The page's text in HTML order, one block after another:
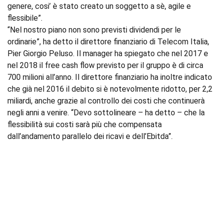
genere, cosi’ è stato creato un soggetto a sè, agile e
flessibile”.
“Nel nostro piano non sono previsti dividendi per le
ordinarie”, ha detto il direttore finanziario di Telecom Italia,
Pier Giorgio Peluso. Il manager ha spiegato che nel 2017 e
nel 2018 il free cash flow previsto per il gruppo è di circa
700 milioni all’anno. Il direttore finanziario ha inoltre indicato
che già nel 2016 il debito si è notevolmente ridotto, per 2,2
miliardi, anche grazie al controllo dei costi che continuerà
negli anni a venire. “Devo sottolineare – ha detto – che la
flessibilità sui costi sarà più che compensata
dall’andamento parallelo dei ricavi e dell’Ebitda”.